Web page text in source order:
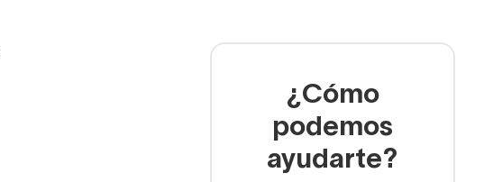
¿Cómo
podemos
ayudarte?